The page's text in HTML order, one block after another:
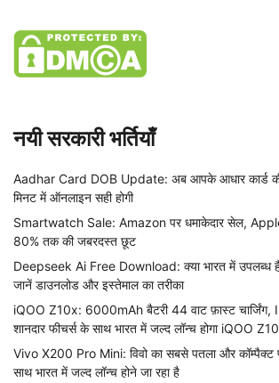
नयी सरकारी भर्तियाँ
Aadhar Card DOB Update: अब आपके आधार कार्ड
मिनट में ऑनलाइन सही होगी
Smartwatch Sale: Amazon पर धमाकेदार सेल, Apple
80% तक की जबरदस्त छूट
Deepseek Ai Free Download: क्या भारत में उपलब्ध
जानें डाउनलोड और इस्तेमाल का तरीका
iQOO Z10x: 6000mAh बैटरी 44 वाट फ़ास्ट चार्जिंग,
शानदार फीचर्स के साथ भारत में जल्द लॉन्च होगा iQOO
Vivo X200 Pro Mini: विवो का सबसे पतला और कॉम्पैक्ट
साथ भारत में जल्द लॉन्च होने जा रहा है